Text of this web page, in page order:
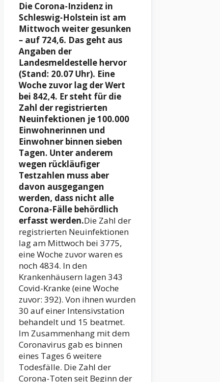
Die Corona-Inzidenz in
Schleswig-Holstein ist am
Mittwoch weiter gesunken
– auf 724,6. Das geht aus
Angaben der
Landesmeldestelle hervor
(Stand: 20.07 Uhr). Eine
Woche zuvor lag der Wert
bei 842,4. Er steht für die
Zahl der registrierten
Neuinfektionen je 100.000
Einwohnerinnen und
Einwohner binnen sieben
Tagen. Unter anderem
wegen rückläufiger
Testzahlen muss aber
davon ausgegangen
werden, dass nicht alle
Corona-Fälle behördlich
erfasst werden.Die Zahl der
registrierten Neuinfektionen
lag am Mittwoch bei 3775,
eine Woche zuvor waren es
noch 4834. In den
Krankenhäusern lagen 343
Covid-Kranke (eine Woche
zuvor: 392). Von ihnen wurden
30 auf einer Intensivstation
behandelt und 15 beatmet.
Im Zusammenhang mit dem
Coronavirus gab es binnen
eines Tages 6 weitere
Todesfälle. Die Zahl der
Corona-Toten seit Beginn der